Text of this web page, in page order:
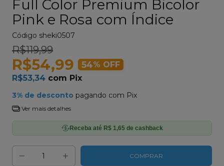
Full Color Premium Bicolor
Pink e Rosa com Índice
Código sheki0507
R$119,99
R$54,99 54% OFF
R$53,34 com Pix
3% de desconto pagando com Pix
Ver mais detalhes
Receba até R$ 1,65 de cashback